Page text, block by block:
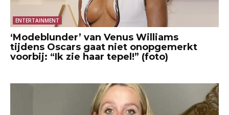
ENTERTAINMENT
‘Modeblunder’ van Venus Williams
tijdens Oscars gaat niet onopgemerkt
voorbij: “Ik zie haar tepel!” (foto)